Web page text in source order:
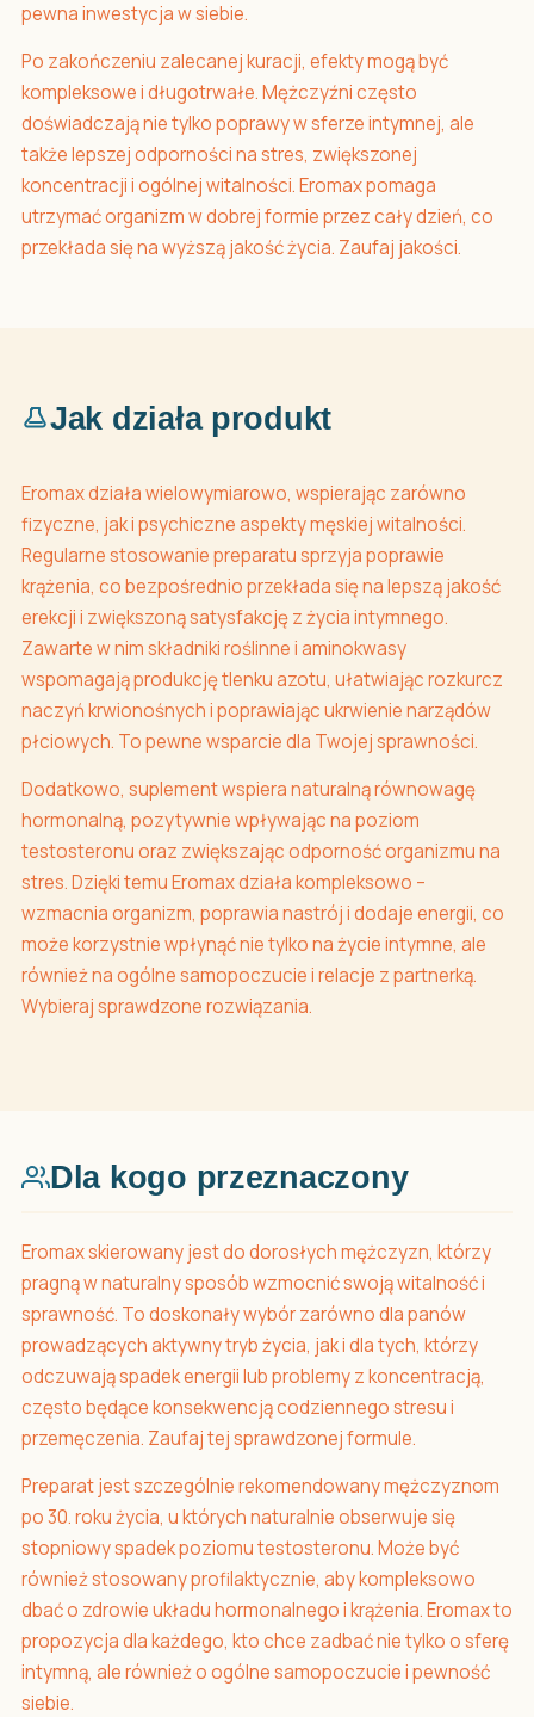
pewna inwestycja w siebie.
Po zakończeniu zalecanej kuracji, efekty mogą być
kompleksowe i długotrwałe. Mężczyźni często
doświadczają nie tylko poprawy w sferze intymnej, ale
także lepszej odporności na stres, zwiększonej
koncentracji i ogólnej witalności. Eromax pomaga
utrzymać organizm w dobrej formie przez cały dzień, co
przekłada się na wyższą jakość życia. Zaufaj jakości.
Jak działa produkt
Eromax działa wielowymiarowo, wspierając zarówno
fizyczne, jak i psychiczne aspekty męskiej witalności.
Regularne stosowanie preparatu sprzyja poprawie
krążenia, co bezpośrednio przekłada się na lepszą jakość
erekcji i zwiększoną satysfakcję z życia intymnego.
Zawarte w nim składniki roślinne i aminokwasy
wspomagają produkcję tlenku azotu, ułatwiając rozkurcz
naczyń krwionośnych i poprawiając ukrwienie narządów
płciowych. To pewne wsparcie dla Twojej sprawności.
Dodatkowo, suplement wspiera naturalną równowagę
hormonalną, pozytywnie wpływając na poziom
testosteronu oraz zwiększając odporność organizmu na
stres. Dzięki temu Eromax działa kompleksowo –
wzmacnia organizm, poprawia nastrój i dodaje energii, co
może korzystnie wpłynąć nie tylko na życie intymne, ale
również na ogólne samopoczucie i relacje z partnerką.
Wybieraj sprawdzone rozwiązania.
Dla kogo przeznaczony
Eromax skierowany jest do dorosłych mężczyzn, którzy
pragną w naturalny sposób wzmocnić swoją witalność i
sprawność. To doskonały wybór zarówno dla panów
prowadzących aktywny tryb życia, jak i dla tych, którzy
odczuwają spadek energii lub problemy z koncentracją,
często będące konsekwencją codziennego stresu i
przemęczenia. Zaufaj tej sprawdzonej formule.
Preparat jest szczególnie rekomendowany mężczyznom
po 30. roku życia, u których naturalnie obserwuje się
stopniowy spadek poziomu testosteronu. Może być
również stosowany profilaktycznie, aby kompleksowo
dbać o zdrowie układu hormonalnego i krążenia. Eromax to
propozycja dla każdego, kto chce zadbać nie tylko o sferę
intymną, ale również o ogólne samopoczucie i pewność
siebie.